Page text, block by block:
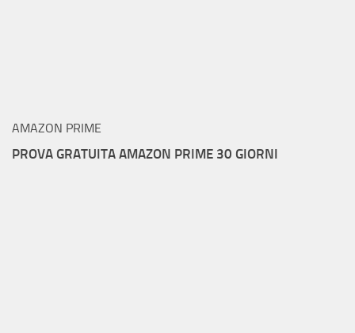
AMAZON PRIME
PROVA GRATUITA AMAZON PRIME 30 GIORNI